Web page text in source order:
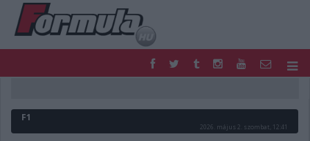
FORMULA
MOTOR
F1
2026. május 2. szombat, 12:41